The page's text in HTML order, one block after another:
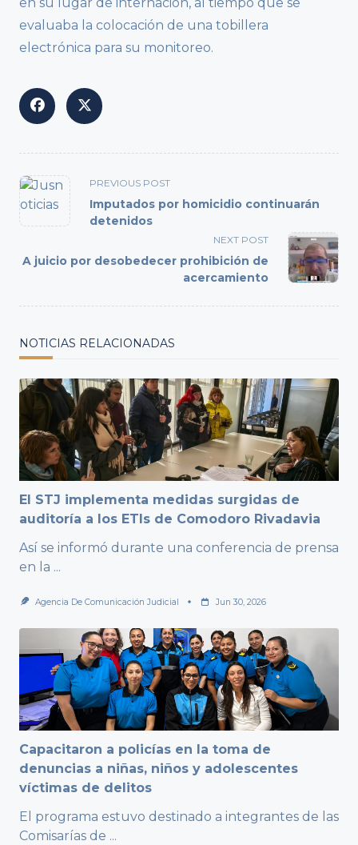
evaluaba la colocación de una tobillera
electrónica para su monitoreo.
<span
class="nav-
subtitle
reader-
PREVIOUS POST
Imputados por homicidio continuarán
detenidos
NEXT POST
A juicio por desobedecer prohibición de
acercamiento
NOTICIAS RELACIONADAS
El STJ implementa medidas surgidas de
auditoría a los ETIs de Comodoro Rivadavia
Así se informó durante una conferencia de prensa
en la ...
Agencia De Comunicación Judicial Jun 30, 2026
Capacitaron a policías en la toma de
denuncias a niñas, niños y adolescentes
víctimas de delitos
El programa estuvo destinado a integrantes de las
Comisarías de ...